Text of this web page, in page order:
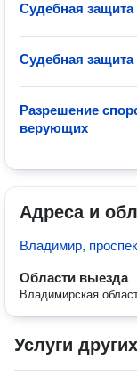
Судебная защита
Судебная защита
Разрешение
верующих
Адреса и
Владимир,
Области выезда
Владимирская
Услуги